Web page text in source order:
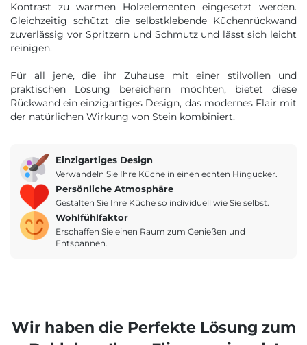
Kontrast zu warmen Holzelementen eingesetzt werden.
Gleichzeitig schützt die selbstklebende Küchenrückwand
zuverlässig vor Spritzern und Schmutz und lässt sich leicht
reinigen.
Für all jene, die ihr Zuhause mit einer stilvollen und
praktischen Lösung bereichern möchten, bietet diese
Rückwand ein einzigartiges Design, das modernes Flair mit
der natürlichen Wirkung von Stein kombiniert.
Einzigartiges Design
Verwandeln Sie Ihre Küche in einen echten Hingucker.
Persönliche Atmosphäre
Gestalten Sie Ihre Küche so individuell wie Sie selbst.
Wohlfühlfaktor
Erschaffen Sie einen Raum zum Genießen und
Entspannen.
Wir haben die Perfekte Lösung zum